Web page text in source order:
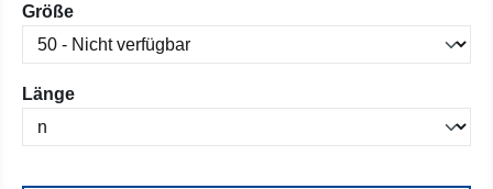
Größeauswählen
Längeauswählen